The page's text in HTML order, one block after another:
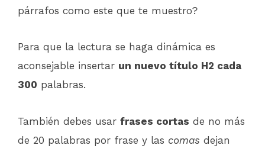
párrafos como este que te muestro?
Para que la lectura se haga dinámica es
aconsejable insertar un nuevo título H2 cada
300 palabras.
También debes usar frases cortas de no más
de 20 palabras por frase y las comas dejan